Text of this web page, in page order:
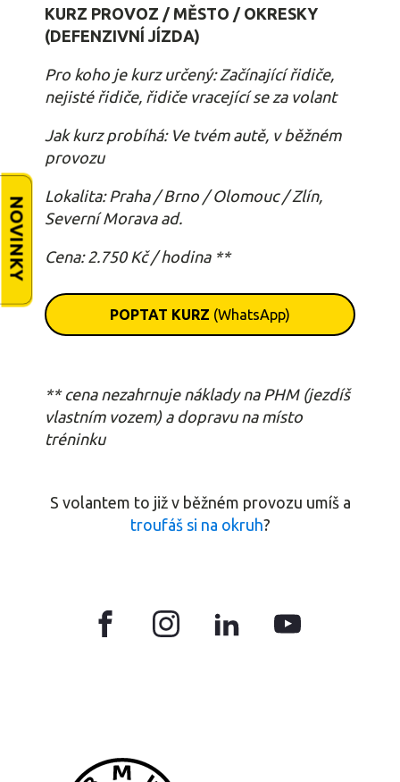
KURZ PROVOZ / MĚSTO / OKRESKY
(DEFENZIVNÍ JÍZDA)
Pro koho je kurz určený: Začínající řidiče,
nejisté řidiče, řidiče vracející se za volant
Jak kurz probíhá: Ve tvém autě, v běžném
provozu
Lokalita: Praha / Brno / Olomouc / Zlín,
Severní Morava ad.
Cena: 2.750 Kč / hodina **
POPTAT KURZ (WhatsApp)
** cena nezahrnuje náklady na PHM (jezdíš
vlastním vozem) a dopravu na místo
tréninku
S volantem to již v běžném provozu umíš a
troufáš si na okruh?
NOVINKY